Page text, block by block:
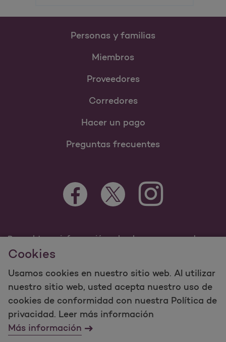
Cookies
Usamos cookies en nuestro sitio web. Al utilizar
nuestro sitio web, usted acepta nuestro uso de
cookies de conformidad con nuestra Política de
privacidad. Leer más información
Más información
Personas y familias
Miembros
Proveedores
Corredores
Hacer un pago
Preguntas frecuentes
Para obtener información sobre los programas de
Molina Healthcare Medicaid y Medicare, visite
©2023 Molina Healthcare, Inc. Todos los derechos
reservados.
Molina -Términos de uso y
mapa del sitio sobre privacidad del sitio web